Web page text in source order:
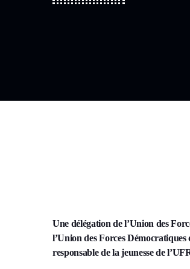
Une délégation de l’Union des
l’Union des Forces
responsable de la jeunesse de